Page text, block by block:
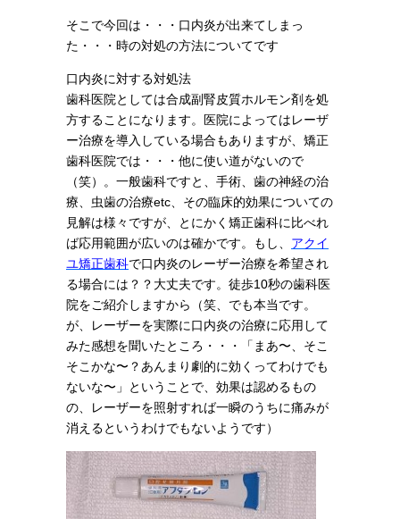
そこで今回は・・・口内炎が出来てしまっ
た・・・時の対処の方法についてです
口内炎に対する対処法
歯科医院としては合成副腎皮質ホルモン剤を処
方することになります。医院によってはレーザ
ー治療を導入している場合もありますが、矯正
歯科医院では・・・他に使い道がないので
（笑）。一般歯科ですと、手術、歯の神経の治
療、虫歯の治療etc、その臨床的効果についての
見解は様々ですが、とにかく矯正歯科に比べれ
ば応用範囲が広いのは確かです。もし、 アクイ
ユ矯正歯科で口内炎のレーザー治療を希望され
る場合には？？大丈夫です。徒歩10秒の歯科医
院をご紹介しますから（笑、でも本当です。
が、レーザーを実際に口内炎の治療に応用して
みた感想を聞いたところ・・・「まあ〜、そこ
そこかな〜？あんまり劇的に効くってわけでも
ないな〜」ということで、効果は認めるもの
の、レーザーを照射すれば一瞬のうちに痛みが
消えるというわけでもないようです）